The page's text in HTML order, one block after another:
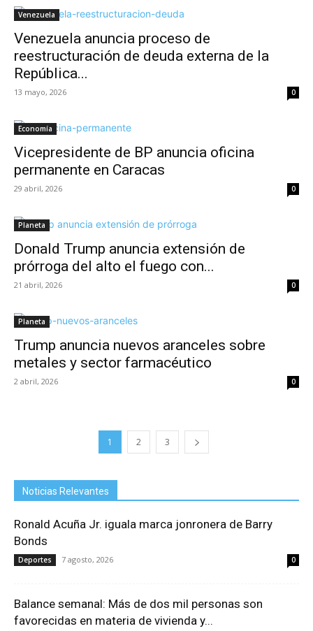
Venezuela
Venezuela anuncia proceso de
reestructuración de deuda externa de la
República...
13 mayo, 2026 0
Economía
Vicepresidente de BP anuncia oficina
permanente en Caracas
29 abril, 2026 0
Planeta
Donald Trump anuncia extensión de
prórroga del alto el fuego con...
21 abril, 2026 0
Planeta
Trump anuncia nuevos aranceles sobre
metales y sector farmacéutico
2 abril, 2026 0
1 2 3
Noticias Relevantes
Ronald Acuña Jr. iguala marca jonronera de Barry
Bonds
Deportes 7 agosto, 2026 0
Balance semanal: Más de dos mil personas son
favorecidas en materia de vivienda y...